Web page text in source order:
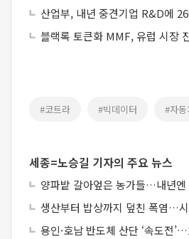
산업부, 내년 중견기업 R&D에
블랙록 토큰화 MMF, 유럽 시장
#코트라 #빅데이터 #자
세종=노승길 기자의 주요 뉴스
양파밭 갈아엎은 농가들…내년엔
생산부터 밥상까지 덮친 폭염…
용인·호남 반도체 산단 ‘속도전